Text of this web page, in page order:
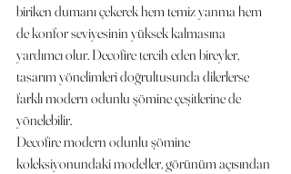
biriken dumanı çekerek hem temiz yanma hem
de konfor seviyesinin yüksek kalmasına
yardımcı olur. Decofire tercih eden bireyler,
tasarım yönelimleri doğrultusunda dilerlerse
farklı modern odunlu şömine çeşitlerine de
yönelebilir.
Decofire modern odunlu şömine
koleksiyonundaki modeller, görünüm açısından